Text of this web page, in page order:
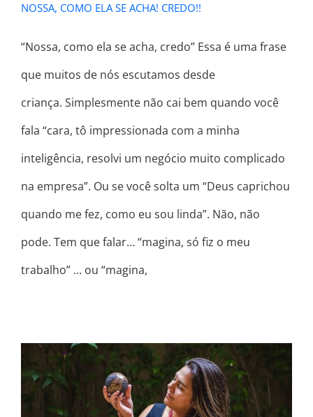
NOSSA, COMO ELA SE ACHA! CREDO!!
“Nossa, como ela se acha, credo” Essa é uma frase
que muitos de nós escutamos desde
criança. Simplesmente não cai bem quando você
fala “cara, tô impressionada com a minha
inteligência, resolvi um negócio muito complicado
na empresa”. Ou se você solta um “Deus caprichou
quando me fez, como eu sou linda”. Não, não
pode. Tem que falar… “magina, só fiz o meu
trabalho” ... ou “magina,